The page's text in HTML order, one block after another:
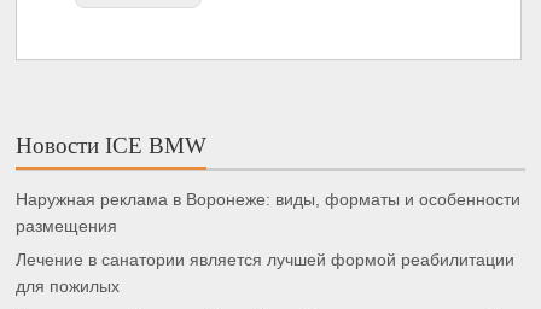
Новости ICE BMW
Наружная реклама в Воронеже: виды, форматы и особенности
размещения
Лечение в санатории является лучшей формой реабилитации
для пожилых